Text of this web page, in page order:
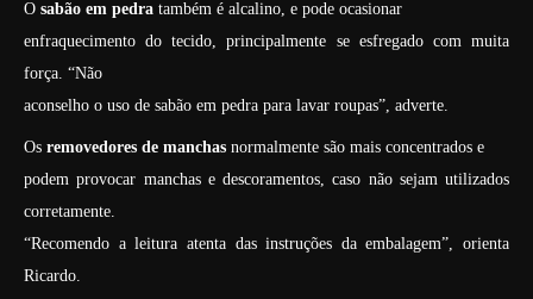
O sabão em pedra também é alcalino, e pode ocasionar
enfraquecimento do tecido, principalmente se esfregado com muita
força. “Não
aconselho o uso de sabão em pedra para lavar roupas”, adverte.
Os removedores de manchas normalmente são mais concentrados e
podem provocar manchas e descoramentos, caso não sejam utilizados
corretamente.
“Recomendo a leitura atenta das instruções da embalagem”, orienta
Ricardo.